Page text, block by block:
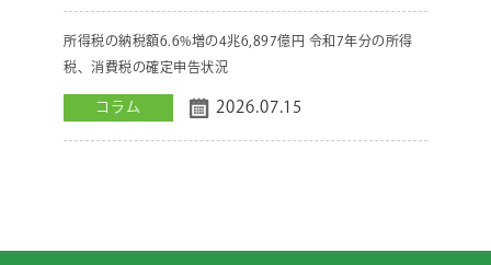
所得税の納税額6.6%増の4兆6,897億円 令和7年分の所得
税、消費税の確定申告状況
コラム 2026.07.15